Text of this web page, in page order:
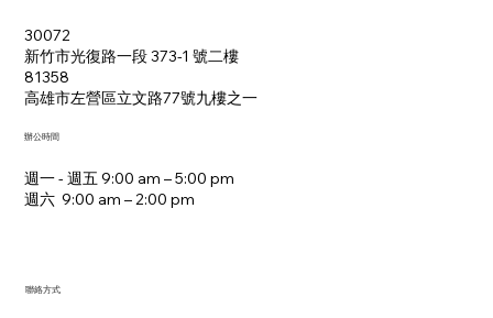
30072
新竹市光復路一段 373-1 號二樓
81358
​高雄市左營區立文路77號九樓之一
週一 - 週五 9:00 am – 5:00 pm
週六 9:00 am – 2:00 pm​
辦公時間
聯絡方式